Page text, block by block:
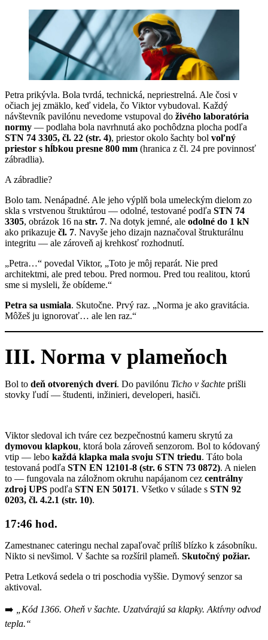
Petra prikývla. Bola tvrdá, technická, nepriestrelná. Ale čosi v
očiach jej zmäklo, keď videla, čo Viktor vybudoval. Každý
návštevník pavilónu nevedome vstupoval do živého laboratória
normy — podlaha bola navrhnutá ako pochôdzna plocha podľa
STN 74 3305, čl. 22 (str. 4), priestor okolo šachty bol voľný
priestor s hĺbkou presne 800 mm (hranica z čl. 24 pre povinnosť
zábradlia).
A zábradlie?
Bolo tam. Nenápadné. Ale jeho výplň bola umeleckým dielom zo
skla s vrstvenou štruktúrou — odolné, testované podľa STN 74
3305, obrázok 16 na str. 7. Na dotyk jemné, ale odolné do 1 kN
ako prikazuje čl. 7. Navyše jeho dizajn naznačoval štrukturálnu
integritu — ale zároveň aj krehkosť rozhodnutí.
„Petra…“ povedal Viktor, „Toto je môj reparát. Nie pred
architektmi, ale pred tebou. Pred normou. Pred tou realitou, ktorú
sme si mysleli, že obídeme.“
Petra sa usmiala. Skutočne. Prvý raz. „Norma je ako gravitácia.
Môžeš ju ignorovať… ale len raz.“
III. Norma v plameňoch
Bol to deň otvorených dverí. Do pavilónu Ticho v šachte prišli
stovky ľudí — študenti, inžinieri, developeri, hasiči.
Viktor sledoval ich tváre cez bezpečnostnú kameru skrytú za
dymovou klapkou, ktorá bola zároveň senzorom. Bol to kódovaný
vtip — lebo každá klapka mala svoju STN triedu. Táto bola
testovaná podľa STN EN 12101-8 (str. 6 STN 73 0872). A nielen
to — fungovala na záložnom okruhu napájanom cez centrálny
zdroj UPS podľa STN EN 50171. Všetko v súlade s STN 92
0203, čl. 4.2.1 (str. 10).
17:46 hod.
Zamestnanec cateringu nechal zapaľovač príliš blízko k zásobníku.
Nikto si nevšimol. V šachte sa rozšíril plameň. Skutočný požiar.
Petra Letková sedela o tri poschodia vyššie. Dymový senzor sa
aktivoval.
➡️
„Kód 1366. Oheň v šachte. Uzatvárajú sa klapky. Aktívny odvod
tepla.“